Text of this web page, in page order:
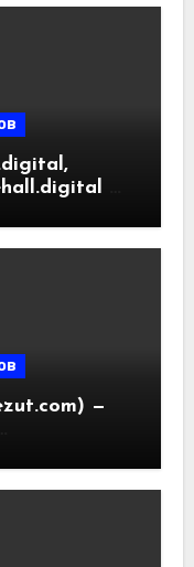
—
деньги.
—